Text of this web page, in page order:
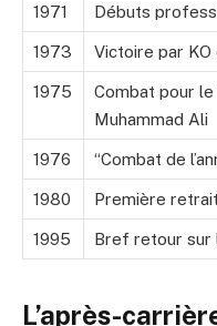
1971 Débuts
1973 Victoire par KO
1975
Combat pour
Muhammad Ali
1976 “Combat de
1980 Première
1995 Bref retour sur
L’après-